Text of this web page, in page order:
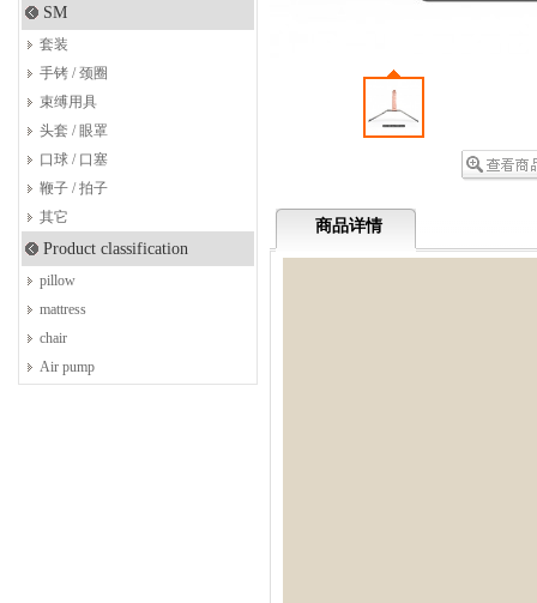
SM
套装
手铐 / 颈圈
束缚用具
头套 / 眼罩
口球 / 口塞
鞭子 / 拍子
其它
Product classification
pillow
mattress
chair
Air pump
商品详情